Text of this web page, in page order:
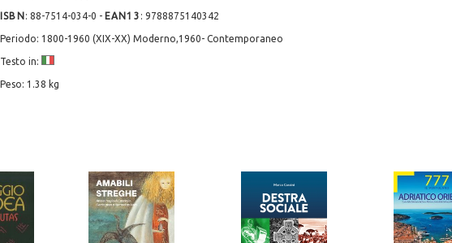
ISBN : 88-7514-034-0 - EAN13 : 9788875140342
Periodo: 1800-1960 (XIX-XX) Moderno,1960- Contemporaneo
Testo in:
Peso: 1.38 kg